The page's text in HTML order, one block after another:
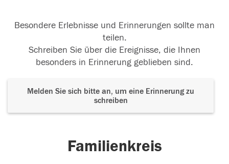
Besondere Erlebnisse und Erinnerungen sollte man
teilen.
Schreiben Sie über die Ereignisse, die Ihnen
besonders in Erinnerung geblieben sind.
Melden Sie sich bitte an, um eine Erinnerung zu
schreiben
Familienkreis